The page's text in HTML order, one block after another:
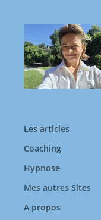
Les articles
Coaching
Hypnose
Mes autres Sites
A propos